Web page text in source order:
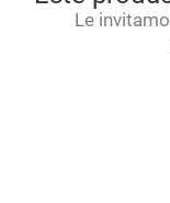
Le